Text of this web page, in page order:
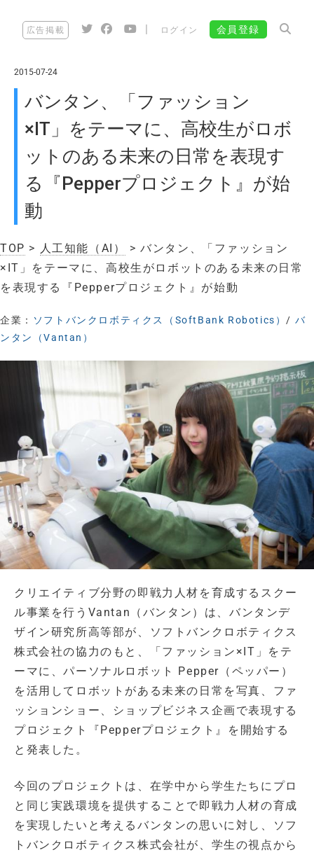
広告掲載 ログイン 会員登録
2015-07-24
バンタン、「ファッション
×IT」をテーマに、高校生がロボ
ットのある未来の日常を表現す
る『Pepperプロジェクト』が始
動
TOP > 人工知能（AI）
> バンタン、「ファッション
×IT」をテーマに、高校生がロボットのある未来の日常
を表現する『Pepperプロジェクト』が始動
企業： ソフトバンクロボティクス（SoftBank Robotics）/ バ
ンタン（Vantan）
クリエイティブ分野の即戦力人材を育成するスクー
ル事業を行うVantan（バンタン）は、バンタンデ
ザイン研究所高等部が、ソフトバンクロボティクス
株式会社の協力のもと、「ファッション×IT」をテ
ーマに、パーソナルロボット Pepper（ペッパー）
を活用してロボットがある未来の日常を写真、ファ
ッションショー、ショップビジネス企画で表現する
プロジェクト『Pepperプロジェクト』を開始する
と発表した。
今回のプロジェクトは、在学中から学生たちにプロ
と同じ実践環境を提供することで即戦力人材の育成
を実現したいと考えるバンタンの思いに対し、ソフ
トバンクロボティクス株式会社が、学生の視点から